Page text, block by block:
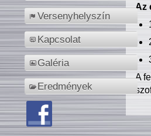
Versenyhelyszín
Kapcsolat
Galéria
Eredmények
Az
A